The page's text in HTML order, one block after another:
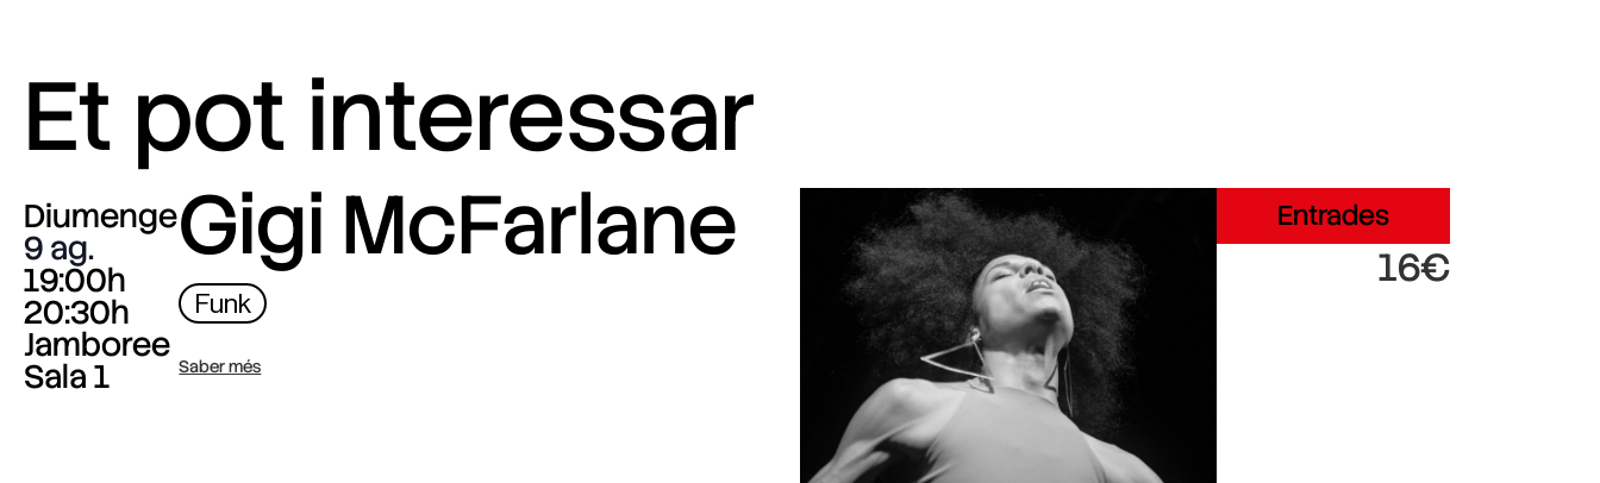
Et pot interessar
Diumenge
9 ag.
19:00h
20:30h
Jamboree
Sala 1
Gigi McFarlane
Funk
Saber més
Entrades
16€